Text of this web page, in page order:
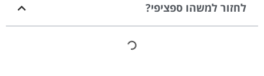
לחזור למשהו ספציפי?